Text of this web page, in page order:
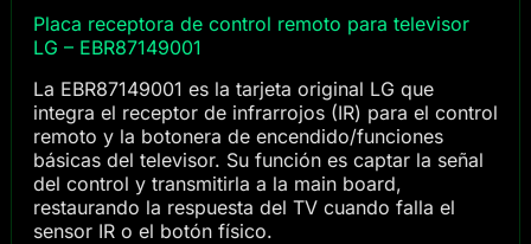
Placa receptora de control remoto para televisor
LG – EBR87149001
La EBR87149001 es la tarjeta original LG que
integra el receptor de infrarrojos (IR) para el control
remoto y la botonera de encendido/funciones
básicas del televisor. Su función es captar la señal
del control y transmitirla a la main board,
restaurando la respuesta del TV cuando falla el
sensor IR o el botón físico.